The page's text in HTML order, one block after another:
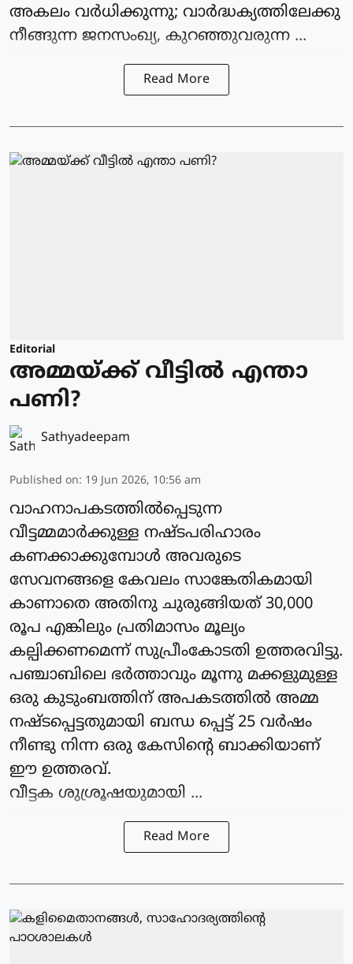
അകലം വർധിക്കുന്നു; വാർദ്ധക്യത്തിലേക്കു
നീങ്ങുന്ന ജനസംഖ്യ, കുറഞ്ഞുവരുന്ന ...
Read More
Editorial
അമ്മയ്ക്ക് വീട്ടിൽ എന്താ
പണി?
Sathyadeepam
Published on: 19 Jun 2026, 10:56 am
വാഹനാപകടത്തിൽപ്പെടുന്ന
വീട്ടമ്മമാർക്കുള്ള നഷ്ടപരിഹാരം
കണക്കാക്കുമ്പോൾ അവരുടെ
സേവനങ്ങളെ കേവലം സാങ്കേതികമായി
കാണാതെ അതിനു ചുരുങ്ങിയത് 30,000
രൂപ എങ്കിലും പ്രതിമാസം മൂല്യം
കല്പിക്കണമെന്ന് സുപ്രീംകോടതി ഉത്തരവിട്ടു.
പഞ്ചാബിലെ ഭർത്താവും മൂന്നു മക്കളുമുള്ള
ഒരു കുടുംബത്തിന് അപകടത്തിൽ അമ്മ
നഷ്ടപ്പെട്ടതുമായി ബന്ധ പ്പെട്ട് 25 വർഷം
നീണ്ടു നിന്ന ഒരു കേസിന്റെ ബാക്കിയാണ്
ഈ ഉത്തരവ്.
വീട്ടക ശുശ്രൂഷയുമായി ...
Read More